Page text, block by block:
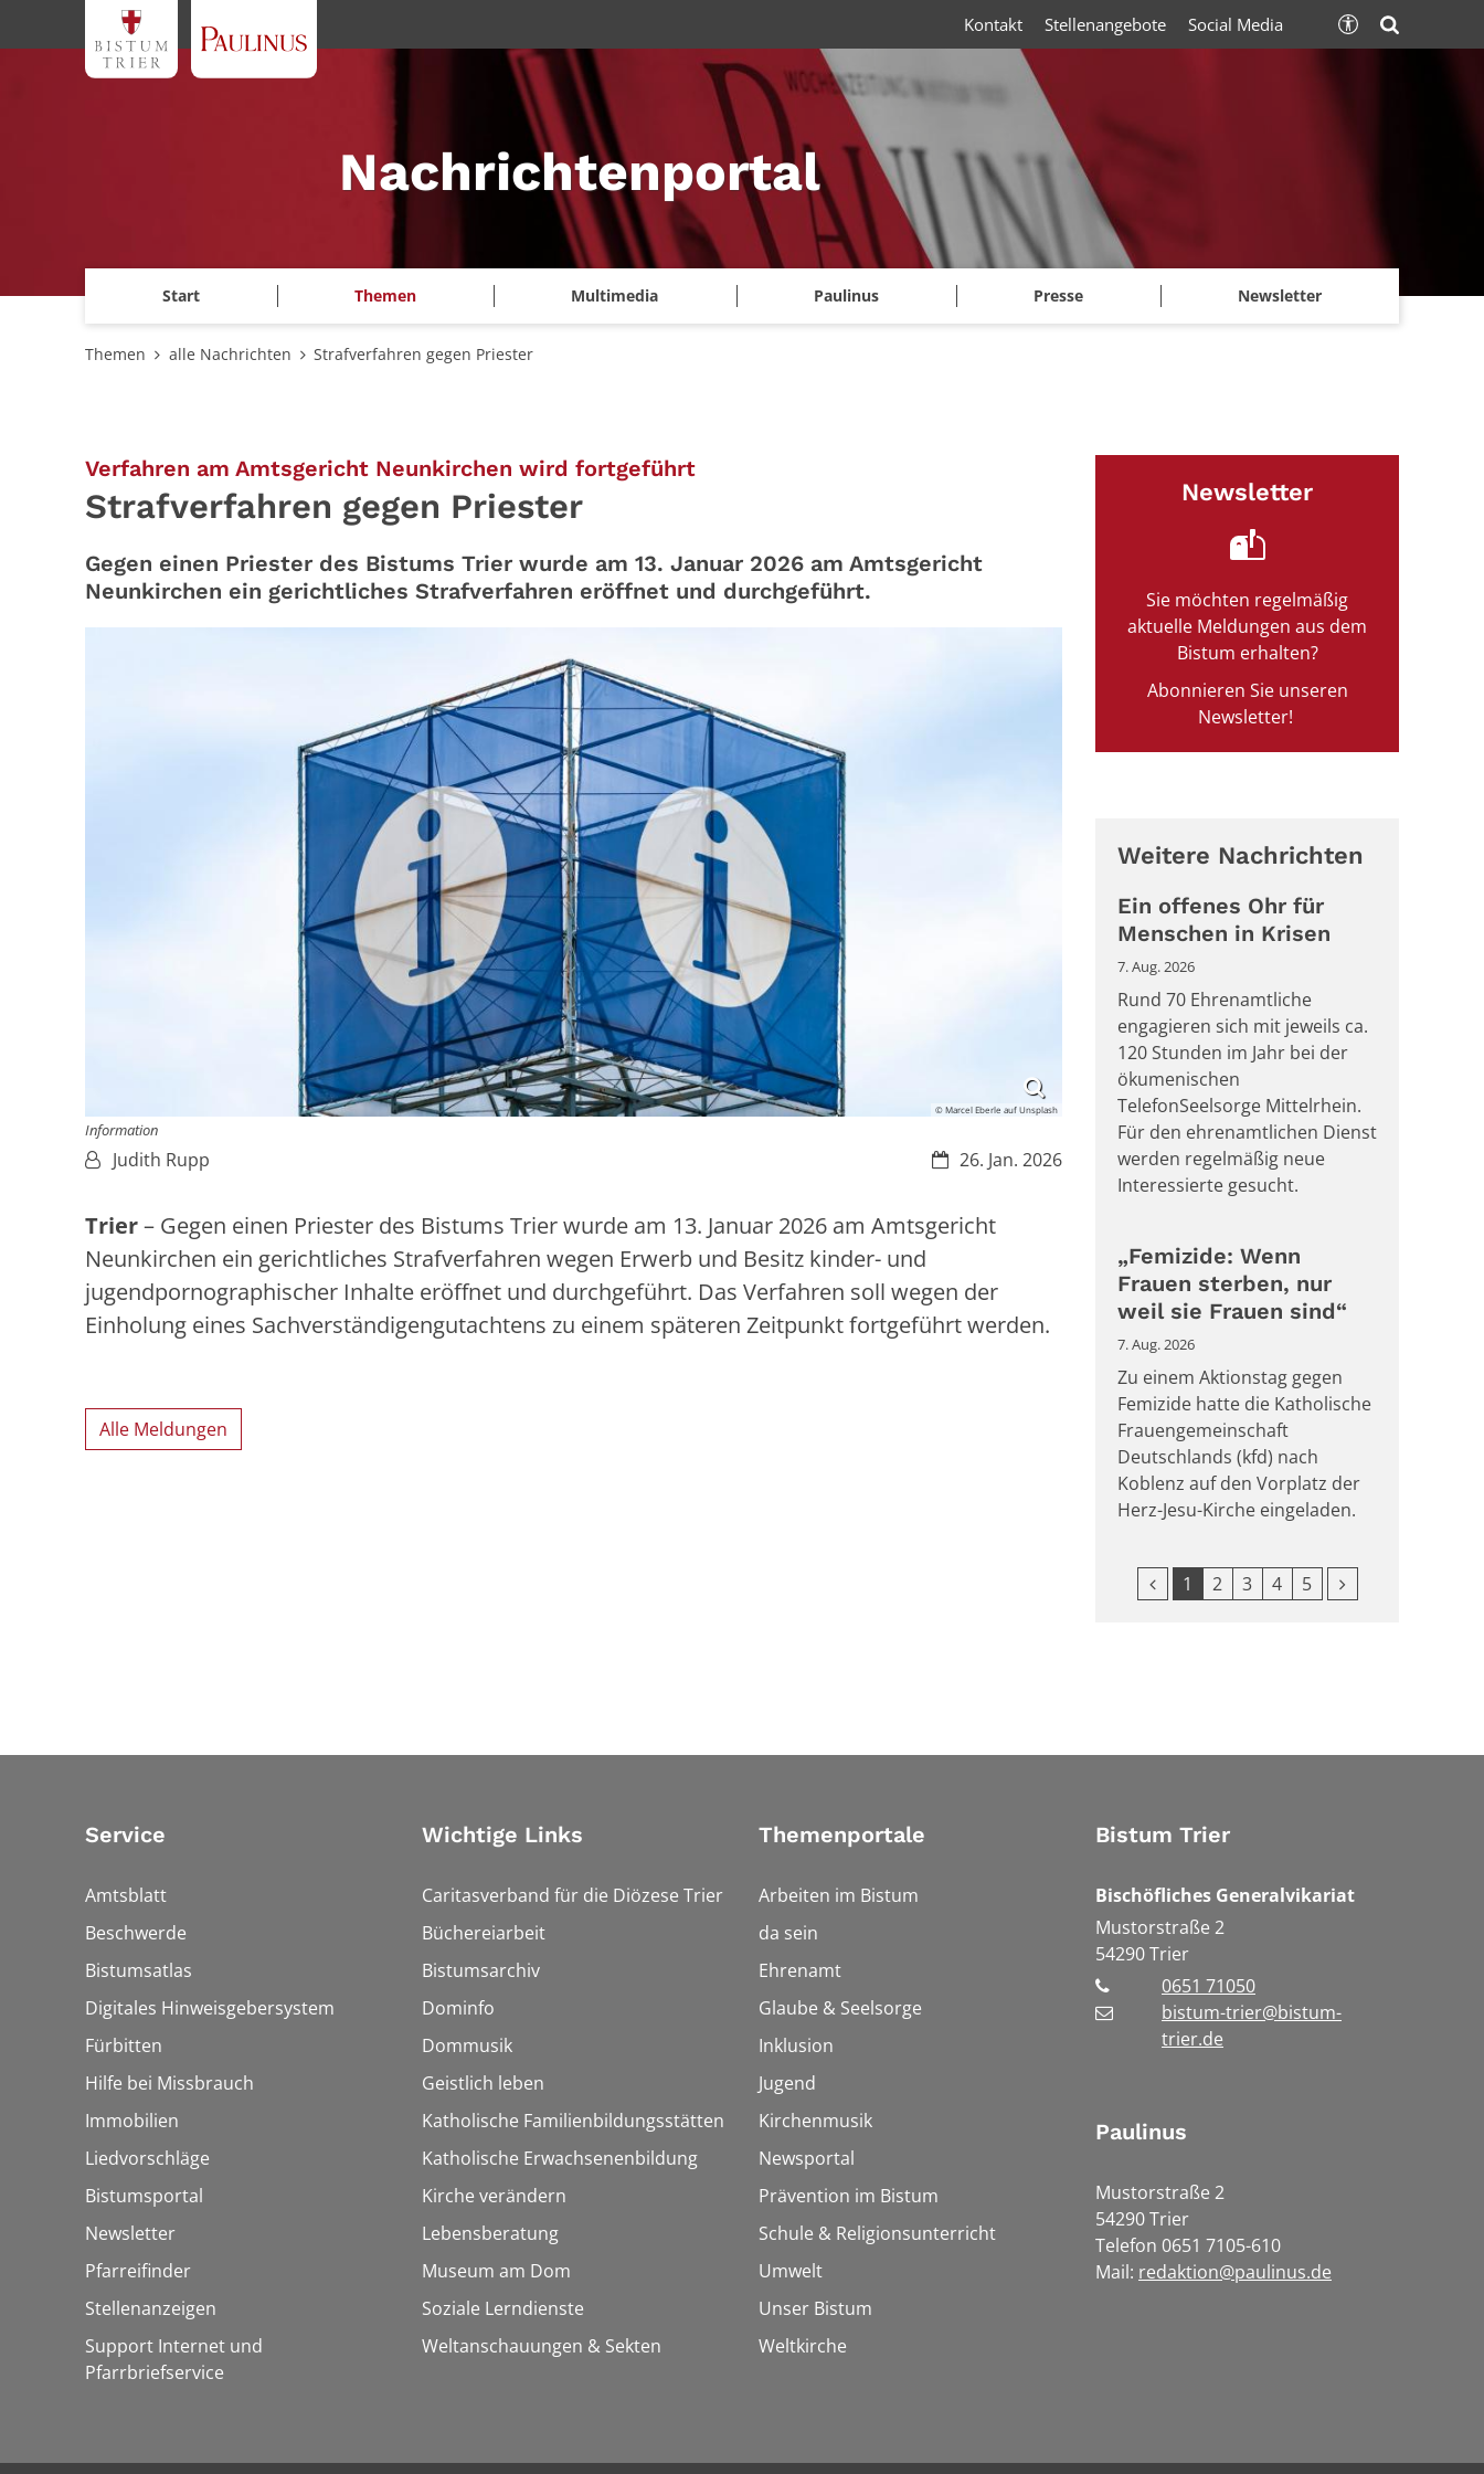
Zum Inhalt springen
Nachrichtenportal
Start Themen Multimedia Paulinus Presse Newsletter
Kontakt Stellenangebote Social Media
Themen alle Nachrichten Strafverfahren gegen Priester
Verfahren am Amtsgericht Neunkirchen wird fortgeführt:
Strafverfahren gegen Priester
Gegen einen Priester des Bistums Trier wurde am 13. Januar 2026 am Amtsgericht
Neunkirchen ein gerichtliches Strafverfahren eröffnet und durchgeführt.
© Marcel Eberle auf Unsplash
Information
Datum:26. Jan. 2026
Von:Judith Rupp
Trier– Gegen einen Priester des Bistums Trier wurde am 13. Januar 2026 am Amtsgericht
Neunkirchen ein gerichtliches Strafverfahren wegen Erwerb und Besitz kinder- und
jugendpornographischer Inhalte eröffnet und durchgeführt. Das Verfahren soll wegen der
Einholung eines Sachverständigengutachtens zu einem späteren Zeitpunkt fortgeführt werden.
Alle Meldungen
Newsletter
Sie möchten regelmäßig
aktuelle Meldungen aus dem
Bistum erhalten?
Abonnieren Sie unseren
Newsletter!
Weitere Nachrichten
Ein offenes Ohr für
Menschen in Krisen
7. Aug. 2026
Rund 70 Ehrenamtliche
engagieren sich mit jeweils ca.
120 Stunden im Jahr bei der
ökumenischen
TelefonSeelsorge Mittelrhein.
Für den ehrenamtlichen Dienst
werden regelmäßig neue
Interessierte gesucht.
„Femizide: Wenn
Frauen sterben, nur
weil sie Frauen sind“
7. Aug. 2026
Zu einem Aktionstag gegen
Femizide hatte die Katholische
Frauengemeinschaft
Deutschlands (kfd) nach
Koblenz auf den Vorplatz der
Herz-Jesu-Kirche eingeladen.
Vorherige Seite
1 2 3 4 5 Nächste Seite
Service
Amtsblatt
Beschwerde
Bistumsatlas
Digitales Hinweisgebersystem
Fürbitten
Hilfe bei Missbrauch
Immobilien
Liedvorschläge
Bistumsportal
Newsletter
Pfarreifinder
Stellenanzeigen
Support Internet und
Pfarrbriefservice
Wichtige Links
Caritasverband für die Diözese Trier
Büchereiarbeit
Bistumsarchiv
Dominfo
Dommusik
Geistlich leben
Katholische Familienbildungsstätten
Katholische Erwachsenenbildung
Kirche verändern
Lebensberatung
Museum am Dom
Soziale Lerndienste
Weltanschauungen & Sekten
Themenportale
Arbeiten im Bistum
da sein
Ehrenamt
Glaube & Seelsorge
Inklusion
Jugend
Kirchenmusik
Newsportal
Prävention im Bistum
Schule & Religionsunterricht
Umwelt
Unser Bistum
Weltkirche
Bistum Trier
Bischöfliches Generalvikariat
Mustorstraße 2
54290Trier
0651 71050
bistum-trier@bistum-
trier.de
Paulinus
Mustorstraße 2
54290 Trier
Telefon 0651 7105-610
Mail: redaktion@paulinus.de